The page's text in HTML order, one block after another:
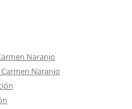
Naranjo
Naranjo